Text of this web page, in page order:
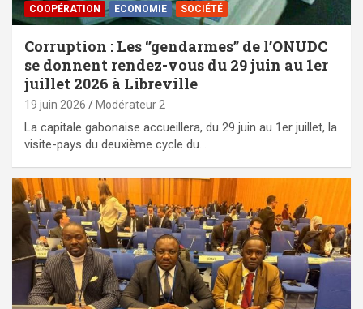
⁠COOPÉRATION ECONOMIE SOCIÉTÉ
Corruption : Les ‘’gendarmes’’ de l’ONUDC
se donnent rendez-vous du 29 juin au 1er
juillet 2026 à Libreville
19 juin 2026 Modérateur 2
La capitale gabonaise accueillera, du 29 juin au 1er juillet, la
visite-pays du deuxième cycle du…